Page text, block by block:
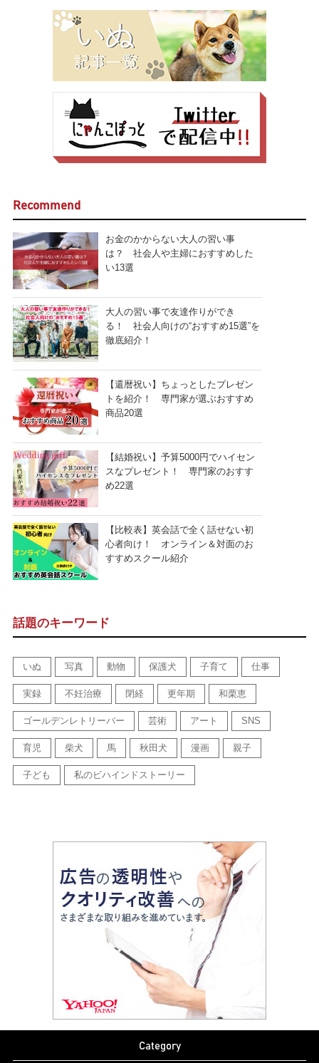
Recommend
お金のかからない大人の習い事
は？ 社会人や主婦におすすめした
い13選
大人の習い事で友達作りができ
る！ 社会人向けの“おすすめ15選”を
徹底紹介！
【還暦祝い】ちょっとしたプレゼン
トを紹介！ 専門家が選ぶおすすめ
商品20選
【結婚祝い】予算5000円でハイセン
スなプレゼント！ 専門家のおすす
め22選
【比較表】英会話で全く話せない初
心者向け！ オンライン＆対面のお
すすめスクール紹介
話題のキーワード
いぬ 写真 動物 保護犬 子育て 仕事
実録 不妊治療 閉経 更年期 和栗恵
ゴールデンレトリーバー 芸術 アート SNS
育児 柴犬 馬 秋田犬 漫画 親子
子ども 私のビハインドストーリー
Category